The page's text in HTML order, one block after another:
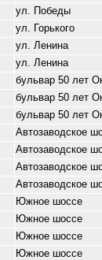
ул. Победы
ул. Горького
ул. Ленина
ул. Ленина
бульвар 50 лет
бульвар 50 лет
бульвар 50 лет
Автозаводское
Автозаводское
Автозаводское
Автозаводское
Южное шоссе
Южное шоссе
Южное шоссе
Южное шоссе